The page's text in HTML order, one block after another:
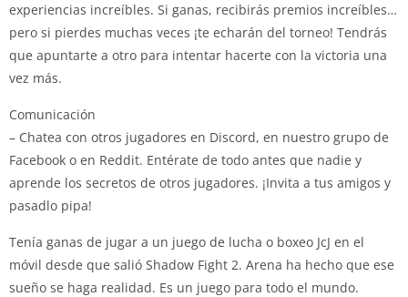
experiencias increíbles. Si ganas, recibirás premios increíbles…
pero si pierdes muchas veces ¡te echarán del torneo! Tendrás
que apuntarte a otro para intentar hacerte con la victoria una
vez más.
Comunicación
– Chatea con otros jugadores en Discord, en nuestro grupo de
Facebook o en Reddit. Entérate de todo antes que nadie y
aprende los secretos de otros jugadores. ¡Invita a tus amigos y
pasadlo pipa!
Tenía ganas de jugar a un juego de lucha o boxeo JcJ en el
móvil desde que salió Shadow Fight 2. Arena ha hecho que ese
sueño se haga realidad. Es un juego para todo el mundo.